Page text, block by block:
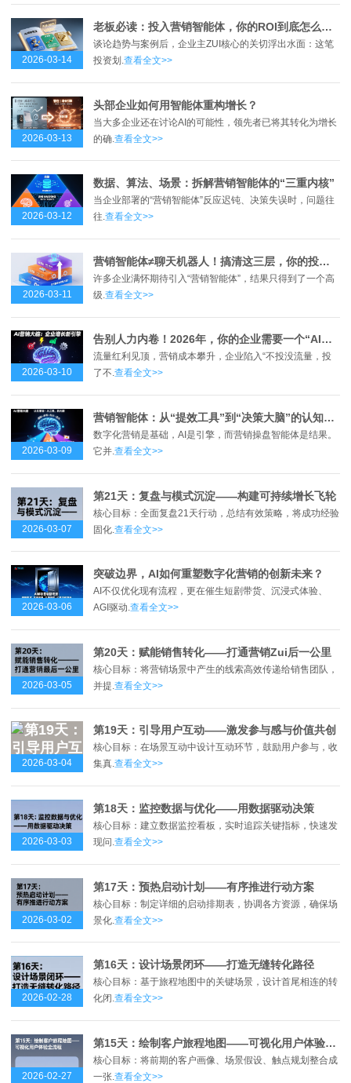
2026-03-14
老板必读：投入营销智能体，你的ROI到底怎么算？
谈论趋势与案例后，企业主ZUI核心的关切浮出水面：这笔
投资划.查看全文>>
2026-03-13
头部企业如何用智能体重构增长？
当大多企业还在讨论AI的可能性，领先者已将其转化为增长
的确. 查看全文>>
2026-03-12
数据、算法、场景：拆解营销智能体的“三重内核”
当企业部署的“营销智能体”反应迟钝、决策失误时，问题往
往.查看全文>>
2026-03-11
营销智能体≠聊天机器人！搞清这三层，你的投入才不打水漂
许多企业满怀期待引入“营销智能体”，结果只得到了一个高
级.查看全文>>
2026-03-10
告别人力内卷！2026年，你的企业需要一个“AI营销大脑”
流量红利见顶，营销成本攀升，企业陷入“不投没流量，投
了不.查看全文>>
2026-03-09
营销智能体：从“提效工具”到“决策大脑”的认知革命
数字化营销是基础，AI是引擎，而营销操盘智能体是结果。
它并.查看全文>>
2026-03-07
第21天：复盘与模式沉淀——构建可持续增长飞轮
核心目标：全面复盘21天行动，总结有效策略，将成功经验
固化. 查看全文>>
2026-03-06
突破边界，AI如何重塑数字化营销的创新未来？
AI不仅优化现有流程，更在催生短剧带货、沉浸式体验、
AGI驱动.查看全文>>
2026-03-05
第20天：赋能销售转化——打通营销Zui后一公里
核心目标：将营销场景中产生的线索高效传递给销售团队，
并提. 查看全文>>
2026-03-04
第19天：引导用户互动——激发参与感与价值共创
核心目标：在场景互动中设计互动环节，鼓励用户参与，收
集真.查看全文>>
2026-03-03
第18天：监控数据与优化——用数据驱动决策
核心目标：建立数据监控看板，实时追踪关键指标，快速发
现问.查看全文>>
2026-03-02
第17天：预热启动计划——有序推进行动方案
核心目标：制定详细的启动排期表，协调各方资源，确保场
景化. 查看全文>>
2026-02-28
第16天：设计场景闭环——打造无缝转化路径
核心目标：基于旅程地图中的关键场景，设计首尾相连的转
化闭.查看全文>>
2026-02-27
第15天：绘制客户旅程地图——可视化用户体验全流程
核心目标：将前期的客户画像、场景假设、触点规划整合成
一张. 查看全文>>